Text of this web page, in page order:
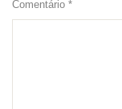
Comentário *